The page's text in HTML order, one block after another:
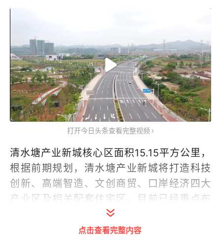
打开今日头条查看完整视频
清水塘产业新城核心区面积15.15平方公里，
根据前期规划，清水塘产业新城将打造科技
创新、高端智造、文创商贸、口岸经济四大
产业区及相关配套住宅区。目前已经重点布
局了三一石油智能装备与区域研发中心、清
水塘科技文化未来中心等19个项目，加快发
点击查看完整内容